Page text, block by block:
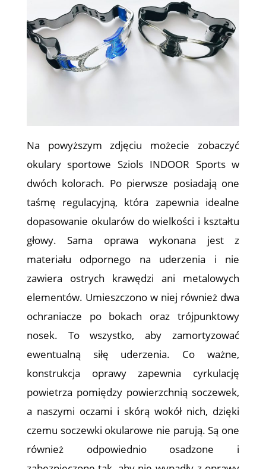
Na powyższym zdjęciu możecie zobaczyć
okulary sportowe Sziols INDOOR Sports w
dwóch kolorach. Po pierwsze posiadają one
taśmę regulacyjną, która zapewnia idealne
dopasowanie okularów do wielkości i kształtu
głowy. Sama oprawa wykonana jest z
materiału odpornego na uderzenia i nie
zawiera ostrych krawędzi ani metalowych
elementów. Umieszczono w niej również dwa
ochraniacze po bokach oraz trójpunktowy
nosek. To wszystko, aby zamortyzować
ewentualną siłę uderzenia. Co ważne,
konstrukcja oprawy zapewnia cyrkulację
powietrza pomiędzy powierzchnią soczewek,
a naszymi oczami i skórą wokół nich, dzięki
czemu soczewki okularowe nie parują. Są one
również odpowiednio osadzone i